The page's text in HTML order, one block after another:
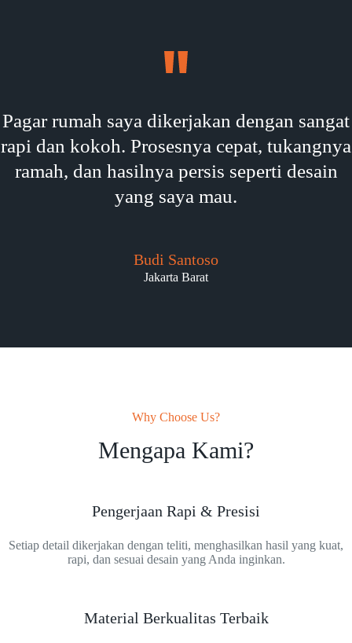
Pagar rumah saya dikerjakan dengan sangat
rapi dan kokoh. Prosesnya cepat, tukangnya
ramah, dan hasilnya persis seperti desain
yang saya mau.
Budi Santoso
Jakarta Barat
Why Choose Us?
Mengapa Kami?
Pengerjaan Rapi & Presisi
Setiap detail dikerjakan dengan teliti, menghasilkan hasil yang kuat,
rapi, dan sesuai desain yang Anda inginkan.
Material Berkualitas Terbaik